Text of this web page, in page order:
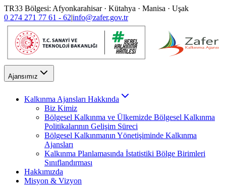
TR33 Bölgesi: Afyonkarahisar · Kütahya · Manisa · Uşak
0 274 271 77 61 - 62|info@zafer.gov.tr
Ajansımız
Kalkınma Ajansları Hakkında
Biz Kimiz
Bölgesel Kalkınma ve Ülkemizde Bölgesel Kalkınma
Politikalarının Gelişim Süreci
Bölgesel Kalkınmanın Yönetişiminde Kalkınma
Ajansları
Kalkınma Planlamasında İstatistiki Bölge Birimleri
Sınıflandırması
Hakkımızda
Misyon & Vizyon